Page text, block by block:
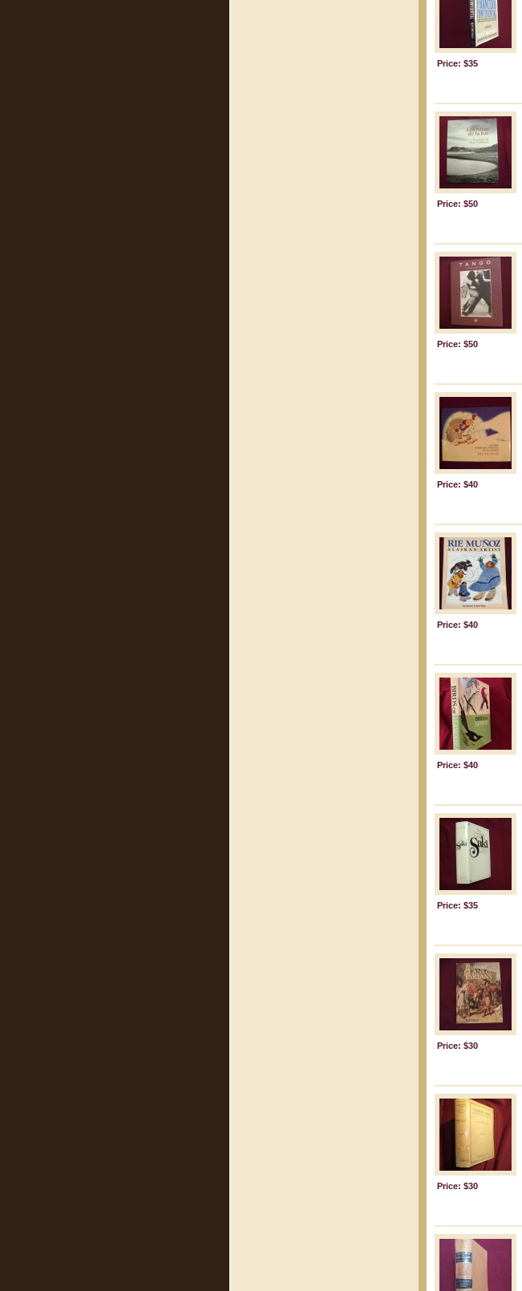
Price: $35
Price: $50
Price: $50
Price: $40
Price: $40
Price: $40
Price: $35
Price: $30
Price: $30